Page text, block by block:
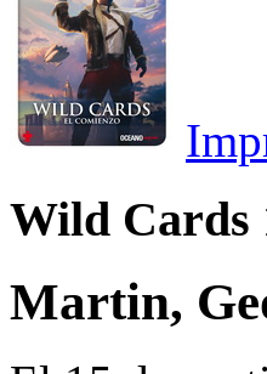
Wild Cards
Martin,